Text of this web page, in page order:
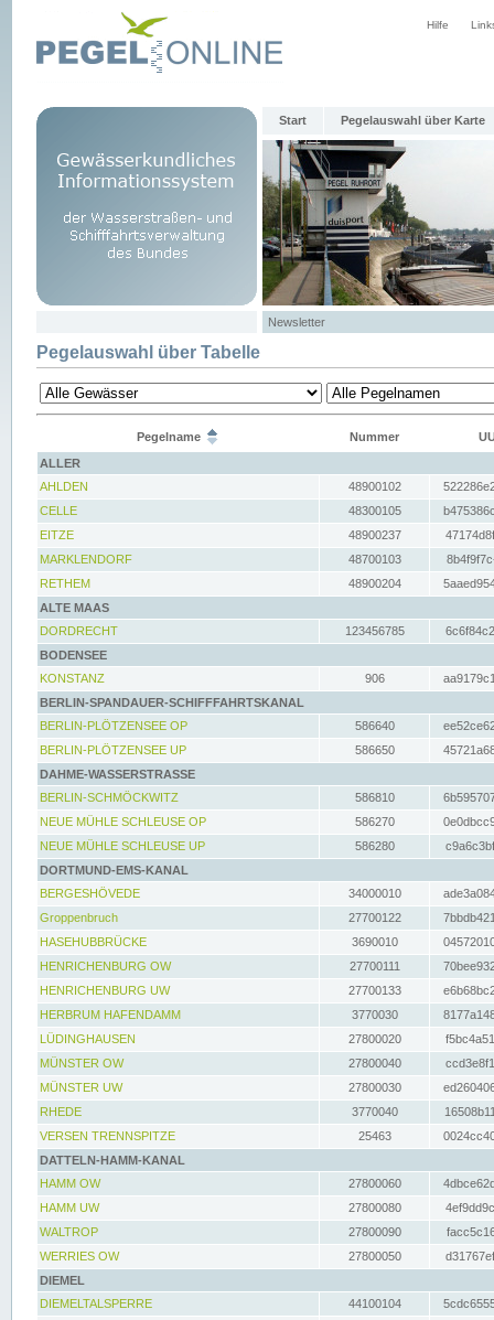
Hilfe
Start Pegelauswahl über Karte
Newsletter
Pegelauswahl über Tabelle
Pegelname Nummer
ALLER
AHLDEN
48900102
CELLE
48300105
EITZE
48900237
MARKLENDORF
48700103
RETHEM
48900204
ALTE MAAS
DORDRECHT
123456785
BODENSEE
KONSTANZ
906
BERLIN-SPANDAUER-SCHIFFFAHRTSKANAL
BERLIN-PLÖTZENSEE OP
586640
BERLIN-PLÖTZENSEE UP
586650
DAHME-WASSERSTRASSE
BERLIN-SCHMÖCKWITZ
586810
NEUE MÜHLE SCHLEUSE OP
586270
NEUE MÜHLE SCHLEUSE UP
586280
DORTMUND-EMS-KANAL
BERGESHÖVEDE
34000010
Groppenbruch
27700122
HASEHUBBRÜCKE
3690010
HENRICHENBURG OW
27700111
HENRICHENBURG UW
27700133
HERBRUM HAFENDAMM
3770030
LÜDINGHAUSEN
27800020
MÜNSTER OW
27800040
MÜNSTER UW
27800030
RHEDE
3770040
VERSEN TRENNSPITZE
25463
DATTELN-HAMM-KANAL
HAMM OW
27800060
HAMM UW
27800080
WALTROP
27800090
WERRIES OW
27800050
DIEMEL
DIEMELTALSPERRE
44100104